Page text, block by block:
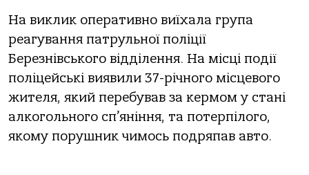
На виклик оперативно виїхала група
реагування патрульної поліції
Березнівського відділення. На місці події
поліцейські виявили 37-річного місцевого
жителя, який перебував за кермом у стані
алкогольного сп’яніння, та потерпілого,
якому порушник чимось подряпав авто.